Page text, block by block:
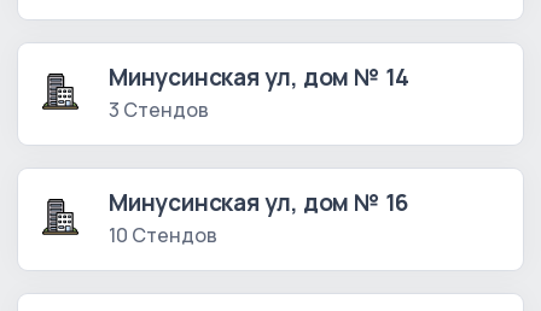
Минусинская ул, дом № 14
3 Стендов
Минусинская ул, дом № 16
10 Стендов